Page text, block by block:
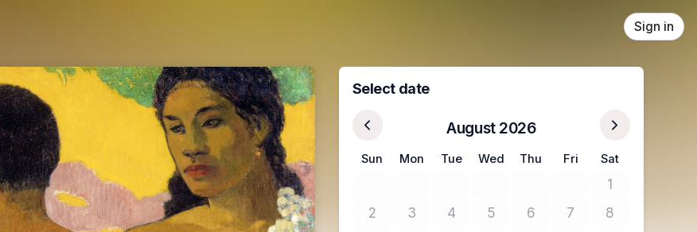
Sign in
Select date
August 2026
Sun Mon Tue Wed Thu Fri Sat
1No tickets
2No tickets available
3No tickets available
4No tickets available
5No tickets available
6No tickets available
7No tickets available
8No tickets